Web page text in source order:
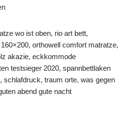
wo ist oben, rio art bett,
orthowell comfort matratze,
akazie, eckkommode
testsieger 2020, spannbettlaken
schlafdruck, traum orte, was gegen
abend gute nacht